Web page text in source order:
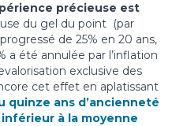
précieuse est
du gel du point (par
de 25% en 20 ans,
a été annulée par l’inflation
exclusive des
cet effet en aplatissant
quinze ans d’ancienneté
inférieur à la moyenne